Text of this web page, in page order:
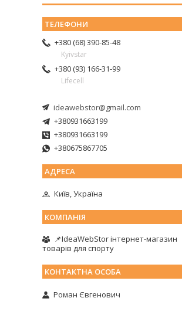
+380 (68) 390-85-48
Kyivstar
+380 (93) 166-31-99
Lifecell
ideawebstor@gmail.com
+380931663199
+380931663199
+380675867705
Київ, Україна
📌IdeaWebStor інтернет-магазин
товарів для спорту
Роман Євгенович